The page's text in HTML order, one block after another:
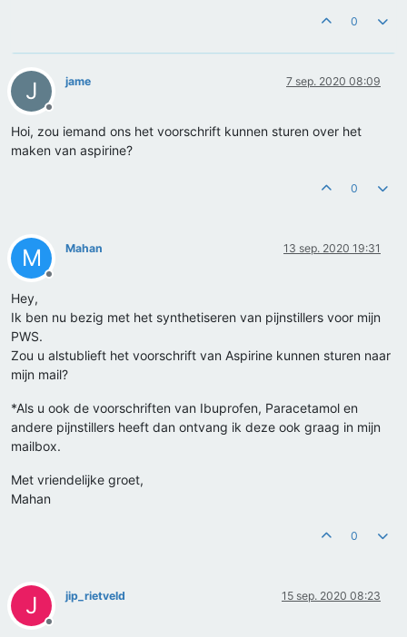
0
J
Offline
jame 7 sep. 2020 08:09
Hoi, zou iemand ons het voorschrift kunnen sturen over het
maken van aspirine?
0
M
Offline
Mahan 13 sep. 2020 19:31
Hey,
Ik ben nu bezig met het synthetiseren van pijnstillers voor mijn
PWS.
Zou u alstublieft het voorschrift van Aspirine kunnen sturen naar
mijn mail?
*Als u ook de voorschriften van Ibuprofen, Paracetamol en
andere pijnstillers heeft dan ontvang ik deze ook graag in mijn
mailbox.
Met vriendelijke groet,
Mahan
0
J
Offline
jip_rietveld 15 sep. 2020 08:23